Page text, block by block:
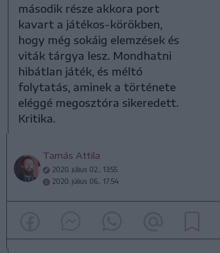
második része akkora port
kavart a játékos-körökben,
hogy még sokáig elemzések és
viták tárgya lesz. Mondhatni
hibátlan játék, és méltó
folytatás, aminek a története
eléggé megosztóra sikeredett.
Kritika.
Tamás Attila
2020. július 02., 13:55
2020. július 06., 17:54